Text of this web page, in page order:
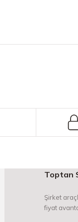
Toptan
Şirket
fiyat